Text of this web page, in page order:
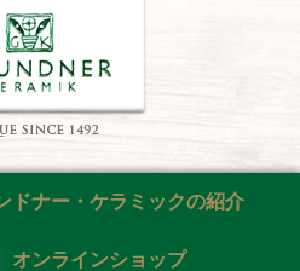
ドナー・ケラミックの紹介
オンラインショップ